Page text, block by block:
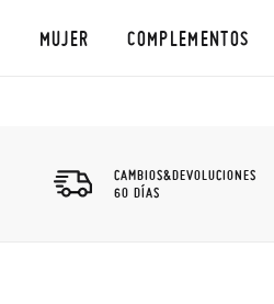
MUJER COMPLEMENTOS
CAMBIOS&DEVOLUCIONES
60 DÍAS